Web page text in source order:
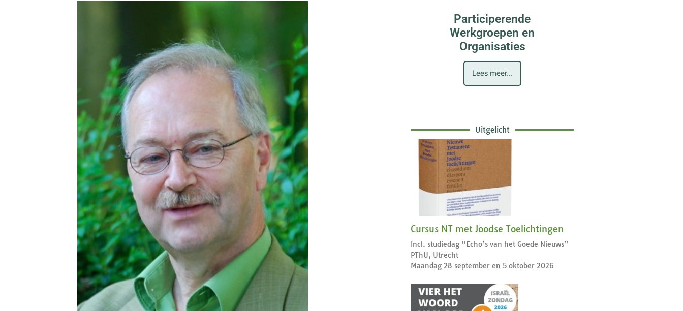
Participerende
Werkgroepen en
Organisaties
Lees meer...
Uitgelicht
Cursus NT met Joodse Toelichtingen
Incl. studiedag “Echo’s van het Goede Nieuws”
PThU, Utrecht
Maandag 28 september en 5 oktober 2026